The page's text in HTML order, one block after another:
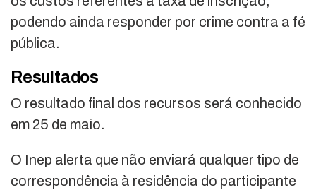
podendo ainda responder por crime contra a fé
pública.
Resultados
O resultado final dos recursos será conhecido
em 25 de maio.
O Inep alerta que não enviará qualquer tipo de
correspondência à residência do participante